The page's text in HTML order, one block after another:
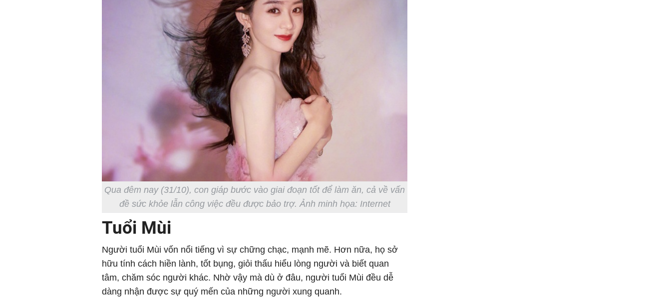
Qua đêm nay (31/10), con giáp bước vào giai đoạn tốt để làm ăn, cả về vấn
đề sức khỏe lẫn công việc đều được bảo trợ. Ảnh minh họa: Internet
Tuổi Mùi
Người tuổi Mùi vốn nổi tiếng vì sự chững chạc, mạnh mẽ. Hơn nữa, họ sở
hữu tính cách hiền lành, tốt bụng, giỏi thấu hiểu lòng người và biết quan
tâm, chăm sóc người khác. Nhờ vậy mà dù ở đâu, người tuổi Mùi đều dễ
dàng nhận được sự quý mến của những người xung quanh.